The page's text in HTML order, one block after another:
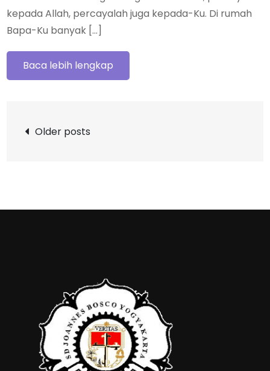
kepada Allah, percayalah juga kepada-Ku. Di rumah
Bapa-Ku banyak […]
Baca lebih lengkap
Posts
Older posts